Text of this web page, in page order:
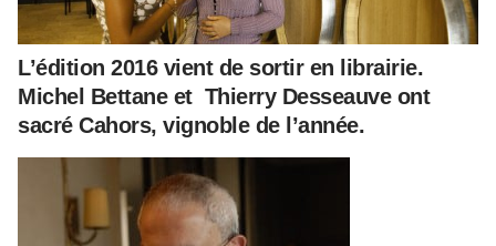
L’édition 2016 vient de sortir en librairie.
Michel Bettane et Thierry Desseauve ont
sacré Cahors, vignoble de l’année.